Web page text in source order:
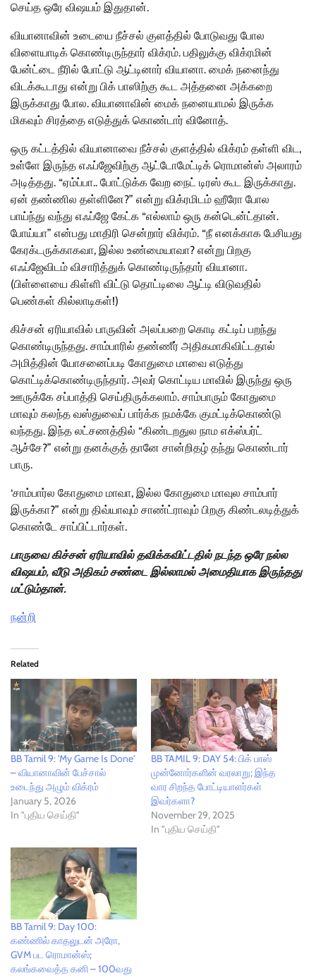
செய்த ஒரே விஷயம் இதுதான்.
வியானாவின் உடையை நீச்சல் குளத்தில் போடுவது போல
விளையாடிக் கொண்டிருந்தார் விக்ரம். பதிலுக்கு விக்ரமின்
பேன்ட்டை நீரில் போட்டு ஆட்டினார் வியானா. மைக் நனைந்து
விடக்கூடாது என்று பிக் பாஸிற்கு கூட அத்தனை அக்கறை
இருக்காது போல. வியானாவின் மைக் நனையாமல் இருக்க
மிகவும் சிரத்தை எடுத்துக் கொண்டார் வினோத்.
ஒரு கட்டத்தில் வியானாவை நீச்சல் குளத்தில் விக்ரம் தள்ளி விட,
உள்ளே இருந்த எஃப்ஜேவிற்கு ஆட்டோமேட்டிக் ரொமான்ஸ் அலாரம்
அடித்தது. “ஏம்ப்பா.. போட்டுக்க வேற நைட் டிரஸ் கூட இருக்காது.
ஏன் தண்ணில தள்ளினே?” என்று விக்ரமிடம் ஹீரோ போல
பாய்ந்து வந்து எஃப்ஜே கேட்க “எல்லாம் ஒரு கன்டென்ட்தான்.
போய்யா” என்பது மாதிரி சென்றார் விக்ரம். “நீ எனக்காக பேசியது
கேரக்டருக்காகவா, இல்ல உண்மையாவா? என்று பிறகு
எஃப்ஜேவிடம் விசாரித்துக் கொண்டிருந்தார் வியானா.
(பிள்ளையை கிள்ளி விட்டு தொட்டிலை ஆட்டி விடுவதில்
பெண்கள் கில்லாடிகள்!)
கிச்சன் ஏரியாவில் பாருவின் அலப்பறை கொடி கட்டிப் பறந்து
கொண்டிருந்தது. சாம்பாரில் தண்ணீர் அதிகமாகிவிட்டதால்
அமித்தின் யோசனைப்படி கோதுமை மாவை எடுத்து
கொட்டிக்கொண்டிருந்தார். அவர் கொட்டிய மாவில் இருந்து ஒரு
ஊருக்கே சப்பாத்தி செய்திருக்கலாம். சாம்பாரும் கோதுமை
மாவும் கலந்த வஸ்துவைப் பார்க்க நமக்கே குமட்டிக்கொண்டு
வந்தது. இந்த லட்சணத்தில் “கிண்டறதுல நாம எக்ஸ்பர்ட்
ஆச்சே?” என்று தனக்குத் தானே சான்றிதழ் தந்து கொண்டார்
பாரு.
‘சாம்பார்ல கோதுமை மாவா, இல்ல கோதுமை மாவுல சாம்பார்
இருக்கா?” என்று திவ்யாவும் சாண்ட்ராவும் பிறகு கிண்டலடித்துக்
கொண்டே சாப்பிட்டார்கள்.
பாருவை கிச்சன் ஏரியாவில் தவிக்கவிட்டதில் நடந்த ஒரே நல்ல
விஷயம், வீடு அதிகம் சண்டை இல்லாமல் அமைதியாக இருந்தது
மட்டும்தான்.
நன்றி
Related
BB Tamil 9: 'My Game Is Done'
– வியானாவின் பேச்சால்
உடைந்து அழும் விக்ரம்
January 5, 2026
In "புதிய செய்தி"
BB TAMIL 9: DAY 54: பிக் பாஸ்
முன்னோர்களின் வரலாறு; இந்த
வார சிறந்த போட்டியாளர்கள்
இவர்களா?
November 29, 2025
In "புதிய செய்தி"
BB Tamil 9: Day 100:
கண்ணில் காதலுடன் அரோ,
GVM பட ரொமான்ஸ்;
கலங்கவைத்த கனி – 100வது